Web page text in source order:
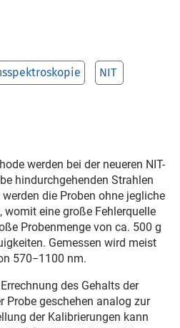
NIT
werden bei der neueren NIT-
hindurchgehenden Strahlen
die Proben ohne jegliche
womit eine große Fehlerquelle
Probenmenge von ca. 500 g
Gemessen wird meist
570−1100 nm.
des Gehalts der
Probe geschehen analog zur
der Kalibrierungen kann